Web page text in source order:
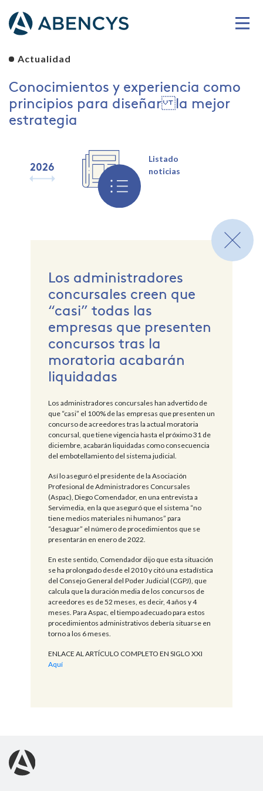
Actualidad
Conocimientos y experiencia como
principios para diseñar la mejor
estrategia
2026 2024 2023 2022 2021
Listado
noticias
Los administradores
concursales creen que
“casi” todas las
empresas que presenten
concursos tras la
moratoria acabarán
liquidadas
Los administradores concursales han advertido de
que “casi” el 100% de las empresas que presenten un
concurso de acreedores tras la actual moratoria
concursal, que tiene vigencia hasta el próximo 31 de
diciembre, acabarán liquidadas como consecuencia
del embotellamiento del sistema judicial.
Así lo aseguró el presidente de la Asociación
Profesional de Administradores Concursales
(Aspac), Diego Comendador, en una entrevista a
Servimedia, en la que aseguró que el sistema “no
tiene medios materiales ni humanos” para
“desaguar” el número de procedimientos que se
presentarán en enero de 2022.
En este sentido, Comendador dijo que esta situación
se ha prolongado desde el 2010 y citó una estadística
del Consejo General del Poder Judicial (CGPJ), que
calcula que la duración media de los concursos de
acreedores es de 52 meses, es decir, 4 años y 4
meses. Para Aspac, el tiempo adecuado para estos
procedimientos administrativos debería situarse en
torno a los 6 meses.
ENLACE AL ARTÍCULO COMPLETO EN SIGLO XXI
Aquí